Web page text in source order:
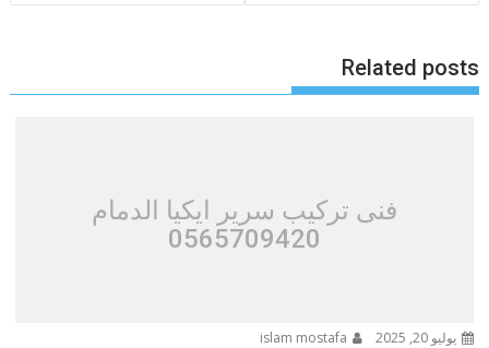
Related posts
فنى تركيب سرير ايكيا الدمام
0565709420
يوليو 20, 2025